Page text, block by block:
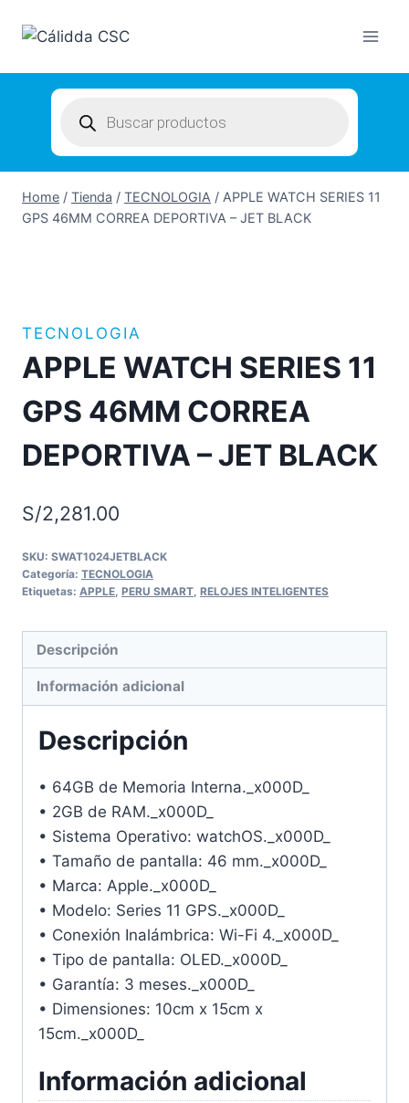
search
Home / Tienda / TECNOLOGIA / APPLE WATCH SERIES 11
GPS 46MM CORREA DEPORTIVA – JET BLACK
TECNOLOGIA
APPLE WATCH SERIES 11
GPS 46MM CORREA
DEPORTIVA – JET BLACK
S/2,281.00
SKU: SWAT1024JETBLACK
Categoría: TECNOLOGIA
Etiquetas: APPLE PERU SMART RELOJES INTELIGENTES
Descripción
Información adicional
Descripción
• 64GB de Memoria Interna._x000D_
• 2GB de RAM._x000D_
• Sistema Operativo: watchOS._x000D_
• Tamaño de pantalla: 46 mm._x000D_
• Marca: Apple._x000D_
• Modelo: Series 11 GPS._x000D_
• Conexión Inalámbrica: Wi-Fi 4._x000D_
• Tipo de pantalla: OLED._x000D_
• Garantía: 3 meses._x000D_
• Dimensiones: 10cm x 15cm x
15cm._x000D_
Información adicional